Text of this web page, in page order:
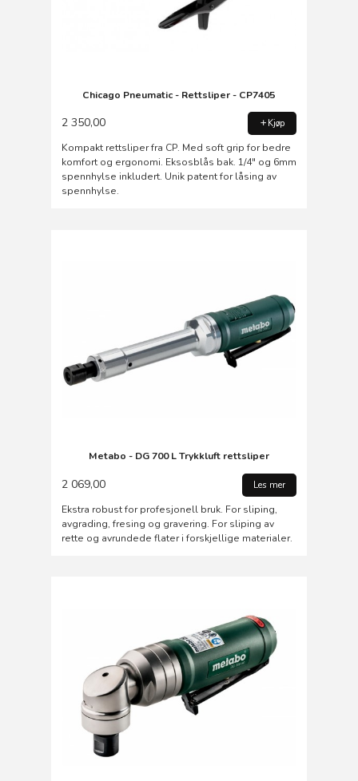
Chicago Pneumatic - Rettsliper - CP7405
2 350,00 Kjøp
Kompakt rettsliper fra CP. Med soft grip for bedre
komfort og ergonomi. Eksosblås bak. 1/4" og 6mm
spennhylse inkludert. Unik patent for låsing av
spennhylse.
Metabo - DG 700 L Trykkluft rettsliper
2 069,00 Les mer
Ekstra robust for profesjonell bruk. For sliping,
avgrading, fresing og gravering. For sliping av
rette og avrundede flater i forskjellige materialer.